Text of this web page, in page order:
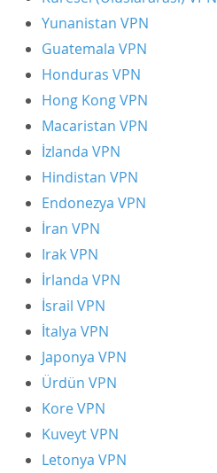
Yunanistan VPN
Guatemala VPN
Honduras VPN
Hong Kong VPN
Macaristan VPN
İzlanda VPN
Hindistan VPN
Endonezya VPN
İran VPN
Irak VPN
İrlanda VPN
İsrail VPN
İtalya VPN
Japonya VPN
Ürdün VPN
Kore VPN
Kuveyt VPN
Letonya VPN